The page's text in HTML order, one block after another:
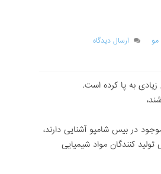
ارسال دیدگاه
به پا کرده است.
در بیس شامپو آشنایی دارند،
کنندگان مواد شیمیایی